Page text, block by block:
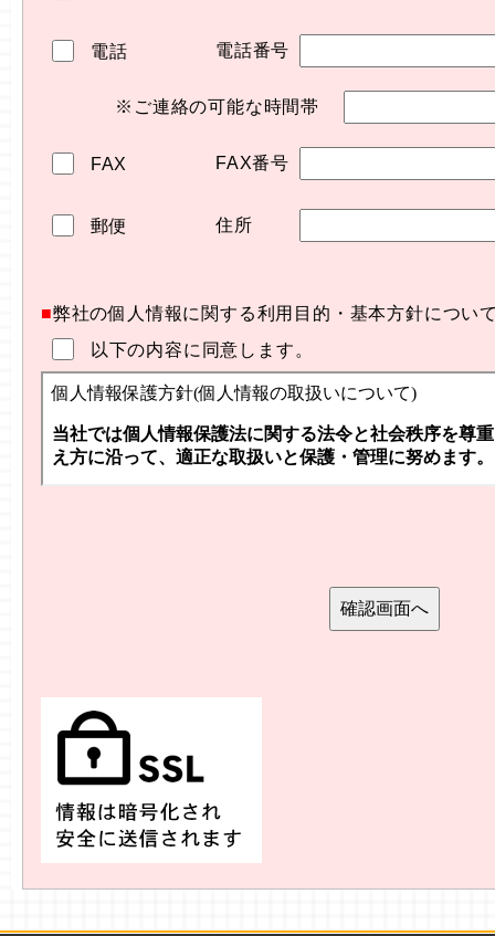
電話 電話番号
※ご連絡の可能な時間帯
FAX FAX番号
郵便 住所
■弊社の個人情報に関する利用目的・基本方針につい
以下の内容に同意します。